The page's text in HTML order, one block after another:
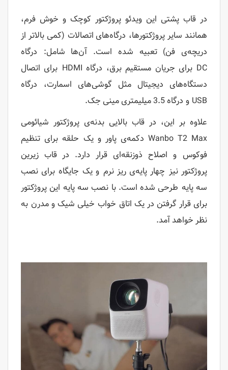
در قاب پشتی این ویدئو پروژکتور کوچک و خوش فرم،
همانند سایر پروژکتورها، درگاه‌های اتصالات (کمی بالاتر از
دریچه‌ی فن) تعبیه شده‌ است. آن‌ها شامل: درگاه
DC برای جریان مستقیم برق، درگاه HDMI برای اتصال
دستگاه‌های دیجیتال مثل گوشی‌های اسمارت، درگاه
USB و درگاه 3.5 میلیمتری مینی جک.
علاوه بر این، در قاب بالایی بدنه‌ی پروژکتور شیائومی
Wanbo T2 Max دکمه‌ی پاور و یک حلقه برای تنظیم
فوکوس و اصلاح ذوزنقه‌ای قرار دارد. در قاب زیرین
پروژکتور نیز چهار پایه‌ی ریز نرم و یک جایگاه برای نصب
سه پایه طرحی شده است. با نصب سه پایه این پروژکتور
برای قرار گرفتن در یک اتاق خواب خیلی شیک و مدرن به
نظر خواهد آمد.